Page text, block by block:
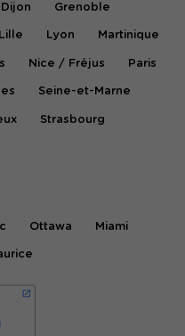
Dijon Grenoble
Lille Lyon Martinique
Nice / Fréjus Paris
Seine-et-Marne
Strasbourg
Ottawa Miami